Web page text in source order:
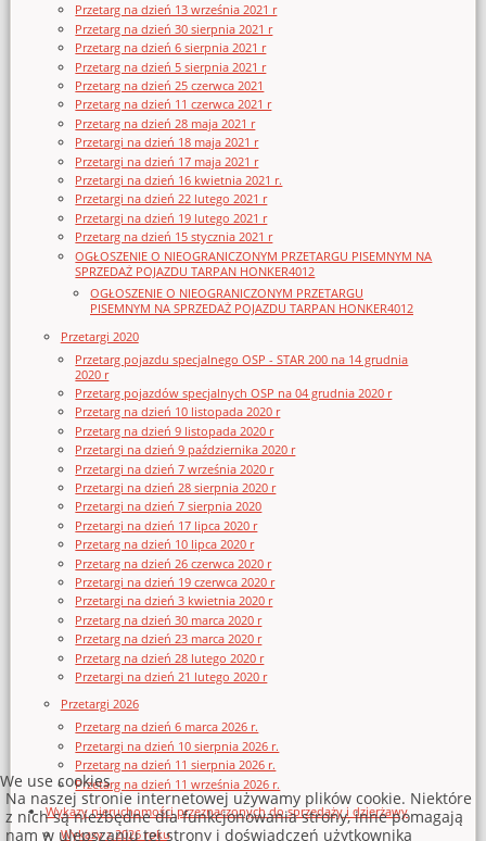
Przetarg na dzień 13 września 2021 r
Przetarg na dzień 30 sierpnia 2021 r
Przetarg na dzień 6 sierpnia 2021 r
Przetarg na dzień 5 sierpnia 2021 r
Przetarg na dzień 25 czerwca 2021
Przetarg na dzień 11 czerwca 2021 r
Przetarg na dzień 28 maja 2021 r
Przetargi na dzień 18 maja 2021 r
Przetargi na dzień 17 maja 2021 r
Przetargi na dzień 16 kwietnia 2021 r.
Przetargi na dzień 22 lutego 2021 r
Przetargi na dzień 19 lutego 2021 r
Przetarg na dzień 15 stycznia 2021 r
OGŁOSZENIE O NIEOGRANICZONYM PRZETARGU PISEMNYM NA
SPRZEDAŻ POJAZDU TARPAN HONKER4012
OGŁOSZENIE O NIEOGRANICZONYM PRZETARGU
PISEMNYM NA SPRZEDAŻ POJAZDU TARPAN HONKER4012
Przetargi 2020
Przetarg pojazdu specjalnego OSP - STAR 200 na 14 grudnia
2020 r
Przetarg pojazdów specjalnych OSP na 04 grudnia 2020 r
Przetarg na dzień 10 listopada 2020 r
Przetarg na dzień 9 listopada 2020 r
Przetargi na dzień 9 października 2020 r
Przetargi na dzień 7 września 2020 r
Przetargi na dzień 28 sierpnia 2020 r
Przetargi na dzień 7 sierpnia 2020
Przetargi na dzień 17 lipca 2020 r
Przetarg na dzień 10 lipca 2020 r
Przetarg na dzień 26 czerwca 2020 r
Przetargi na dzień 19 czerwca 2020 r
Przetargi na dzień 3 kwietnia 2020 r
Przetarg na dzień 30 marca 2020 r
Przetarg na dzień 23 marca 2020 r
Przetarg na dzień 28 lutego 2020 r
Przetargi na dzień 21 lutego 2020 r
Przetargi 2026
Przetarg na dzień 6 marca 2026 r.
Przetargi na dzień 10 sierpnia 2026 r.
Przetarg na dzień 11 sierpnia 2026 r.
Przetarg na dzień 11 września 2026 r.
Wykazy nieruchomości przeznaczonych do sprzedaży i dzierżawy
Wykazy z 2026 roku
We use cookies
Na naszej stronie internetowej używamy plików cookie. Niektóre
z nich są niezbędne dla funkcjonowania strony, inne pomagają
nam w ulepszaniu tej strony i doświadczeń użytkownika